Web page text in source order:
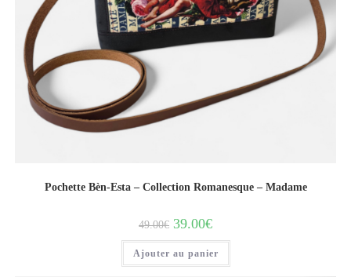
Pochette Bèn-Esta – Collection Romanesque – Madame
49.00€ 39.00€
Ajouter au panier